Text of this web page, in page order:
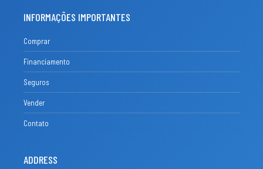
INFORMAÇÕES IMPORTANTES
Comprar
Financiamento
Seguros
Vender
Contato
ADDRESS